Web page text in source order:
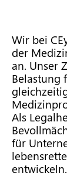
Wir bei
der
an. Unser
Belastung
Als
für
entwickeln.